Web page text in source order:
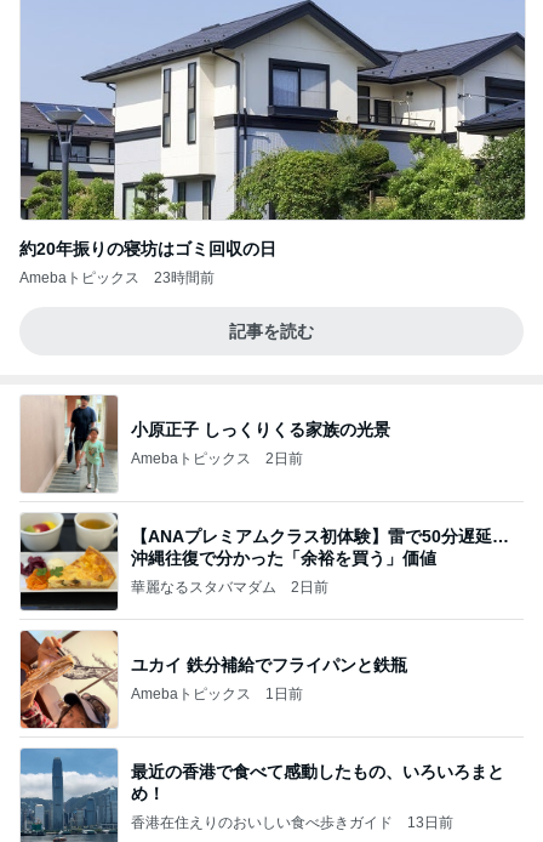
約20年振りの寝坊はゴミ回収の日
Amebaトピックス 23時間前
記事を読む
小原正子 しっくりくる家族の光景
Amebaトピックス 2日前
【ANAプレミアムクラス初体験】雷で50分遅延…
沖縄往復で分かった「余裕を買う」価値
華麗なるスタバマダム 2日前
ユカイ 鉄分補給でフライパンと鉄瓶
Amebaトピックス 1日前
最近の香港で食べて感動したもの、いろいろまと
め！
香港在住えりのおいしい食べ歩きガイド 13日前